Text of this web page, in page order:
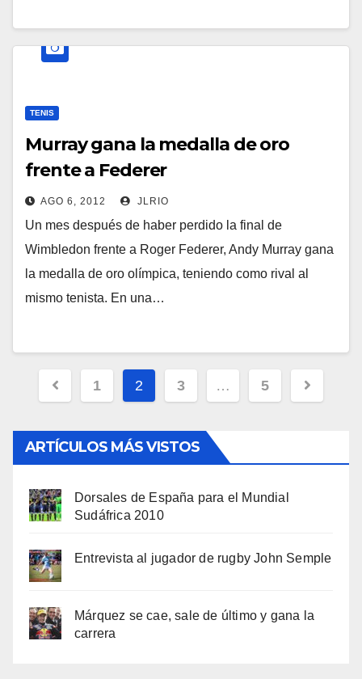
TENIS
Murray gana la medalla de oro
frente a Federer
AGO 6, 2012 JLRIO
Un mes después de haber perdido la final de
Wimbledon frente a Roger Federer, Andy Murray gana
la medalla de oro olímpica, teniendo como rival al
mismo tenista. En una…
Navegación
entradas
1 2 3 … 5
ARTÍCULOS MÁS VISTOS
Dorsales de España para el Mundial
Sudáfrica 2010
Entrevista al jugador de rugby John Semple
Márquez se cae, sale de último y gana la
carrera